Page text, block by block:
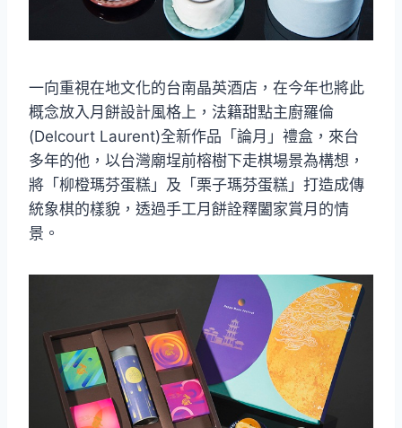
一向重視在地文化的台南晶英酒店，在今年也將此
概念放入月餅設計風格上，法籍甜點主廚羅倫
(Delcourt Laurent)全新作品「論月」禮盒，來台
多年的他，以台灣廟埕前榕樹下走棋場景為構想，
將「柳橙瑪芬蛋糕」及「栗子瑪芬蛋糕」打造成傳
統象棋的樣貌，透過手工月餅詮釋闔家賞月的情
景。